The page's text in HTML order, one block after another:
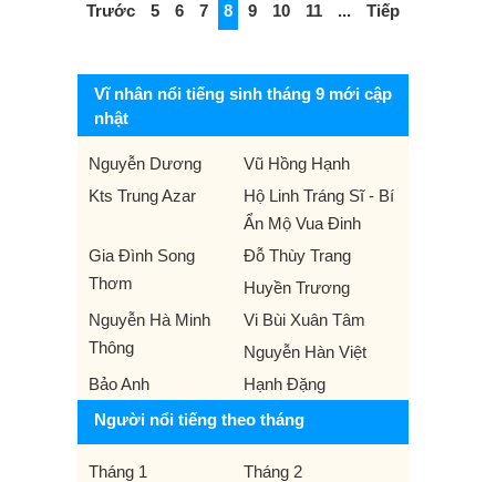
Trước 5 6 7 8 9 10 11 ... Tiếp
Vĩ nhân nổi tiếng sinh tháng 9 mới cập
nhật
Nguyễn Dương
Vũ Hồng Hạnh
Kts Trung Azar
Hộ Linh Tráng Sĩ - Bí
Ẩn Mộ Vua Đinh
Gia Đình Song
Thơm
Đỗ Thùy Trang
Huyền Trương
Nguyễn Hà Minh
Thông
Vi Bùi Xuân Tâm
Nguyễn Hàn Việt
Bảo Anh
Hạnh Đặng
Người nổi tiếng theo tháng
Tháng 1
Tháng 2